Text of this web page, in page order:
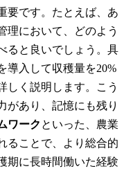
要です。たとえば、あ
理において、どのよう
ると良いでしょう。具
導入して収穫量を20%
しく説明します。こう
があり、記憶にも残り
ワーク といった、農業
ることで、より総合的
期に長時間働いた経験